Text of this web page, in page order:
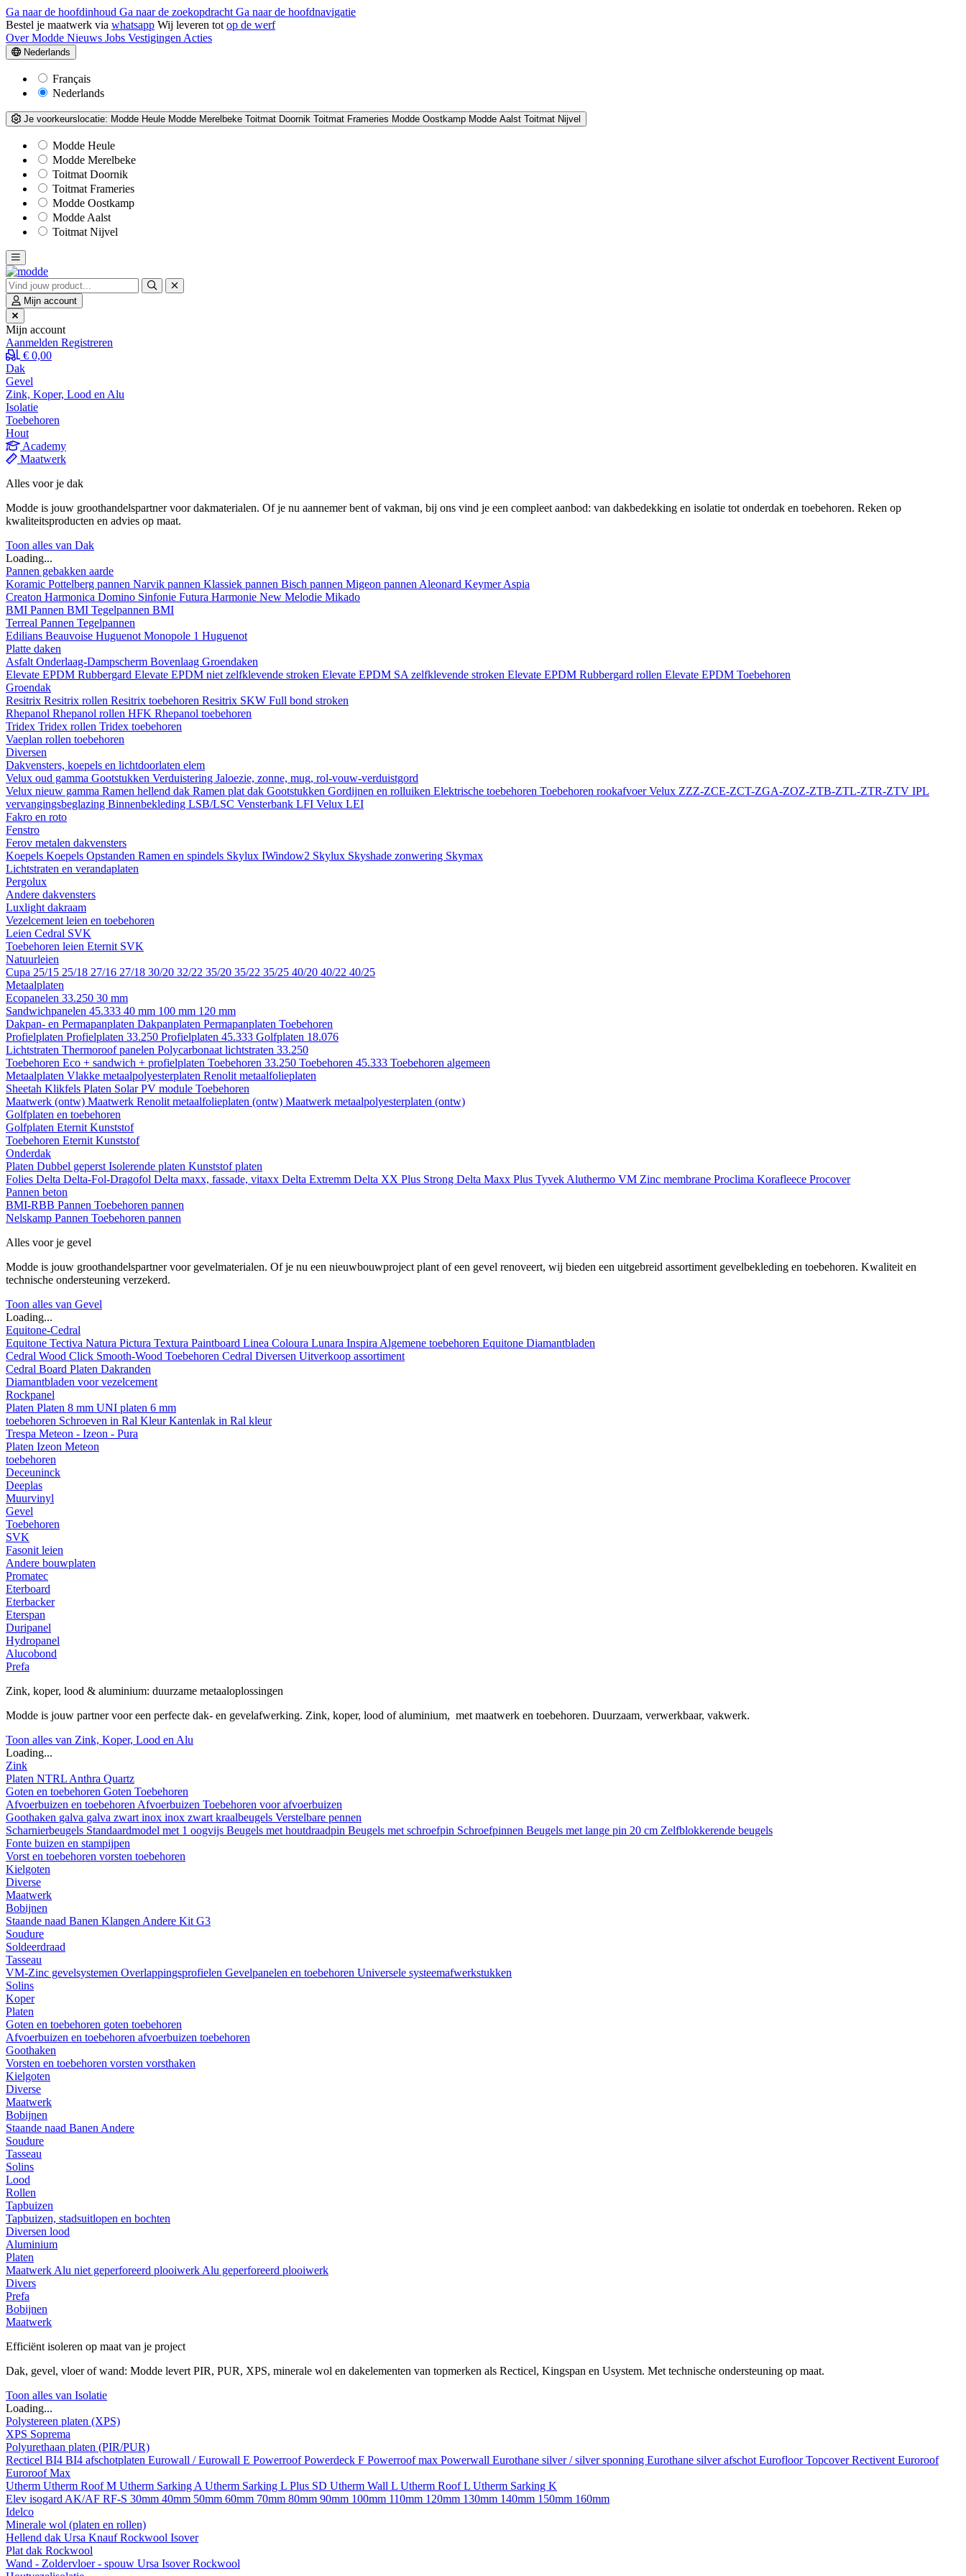
Ga naar de hoofdinhoud Ga naar de zoekopdracht Ga naar de hoofdnavigatie
Bestel je maatwerk via whatsapp Wij leveren tot op de werf
Over Modde Nieuws Jobs Vestigingen Acties
Nederlands
Français
Nederlands
Je voorkeurslocatie: Modde Heule Modde Merelbeke Toitmat Doornik Toitmat Frameries Modde Oostkamp Modde Aalst Toitmat Nijvel
Modde Heule
Modde Merelbeke
Toitmat Doornik
Toitmat Frameries
Modde Oostkamp
Modde Aalst
Toitmat Nijvel
Mijn account
Mijn account
Aanmelden Registreren
€ 0,00
Dak
Gevel
Zink, Koper, Lood en Alu
Isolatie
Toebehoren
Hout
Academy
Maatwerk
Alles voor je dak
Modde is jouw groothandelspartner voor dakmaterialen. Of je nu aannemer bent of vakman, bij ons vind je een compleet aanbod: van dakbedekking en isolatie tot onderdak en toebehoren. Reken op
kwaliteitsproducten en advies op maat.
Toon alles van Dak
Loading...
Pannen gebakken aarde
Koramic Pottelberg pannen Narvik pannen Klassiek pannen Bisch pannen Migeon pannen Aleonard KeymerAspia
Creaton Harmonica Domino Sinfonie Futura Harmonie New Melodie Mikado
BMI Pannen BMI Tegelpannen BMI
Terreal Pannen Tegelpannen
Edilians Beauvoise Huguenot Monopole 1 Huguenot
Platte daken
Asfalt Onderlaag-Dampscherm Bovenlaag Groendaken
Elevate EPDM Rubbergard Elevate EPDM niet zelfklevende stroken Elevate EPDM SA zelfklevende stroken Elevate EPDM Rubbergard rollen Elevate EPDM Toebehoren
Groendak
Resitrix Resitrix rollen Resitrix toebehoren Resitrix SKW Full bond stroken
Rhepanol Rhepanol rollen HFK Rhepanol toebehoren
Tridex Tridex rollen Tridex toebehoren
Vaeplan rollen toebehoren
Diversen
Dakvensters, koepels en lichtdoorlaten elem
Velux oud gamma Gootstukken Verduistering Jaloezie, zonne, mug, rol-vouw-verduistgord
Velux nieuw gamma Ramen hellend dak Ramen plat dak Gootstukken Gordijnen en rolluiken Elektrische toebehoren Toebehoren rookafvoerVelux ZZZ-ZCE-ZCT-ZGA-ZOZ-ZTB-ZTL-ZTR-ZTV IPL
vervangingsbeglazing Binnenbekleding LSB/LSC Vensterbank LFI Velux LEI
Fakro en roto
Fenstro
Ferov metalen dakvensters
Koepels Koepels Opstanden Ramen en spindels Skylux IWindow2 Skylux Skyshade zonwering Skymax
Lichtstraten en verandaplaten
Pergolux
Andere dakvensters
Luxlight dakraam
Vezelcement leien en toebehoren
Leien Cedral SVK
Toebehoren leien Eternit SVK
Natuurleien
Cupa 25/15 25/18 27/16 27/18 30/20 32/22 35/20 35/22 35/25 40/20 40/22 40/25
Metaalplaten
Ecopanelen 33.250 30 mm
Sandwichpanelen 45.333 40 mm 100 mm 120 mm
Dakpan- en Permapanplaten Dakpanplaten Permapanplaten Toebehoren
Profielplaten Profielplaten 33.250 Profielplaten 45.333 Golfplaten 18.076
Lichtstraten Thermoroof panelen Polycarbonaat lichtstraten 33.250
Toebehoren Eco + sandwich + profielplaten Toebehoren 33.250 Toebehoren 45.333 Toebehoren algemeen
Metaalplaten Vlakke metaalpolyesterplaten Renolit metaalfolieplaten
Sheetah Klikfels Platen Solar PV module Toebehoren
Maatwerk (ontw) Maatwerk Renolit metaalfolieplaten (ontw) Maatwerk metaalpolyesterplaten (ontw)
Golfplaten en toebehoren
Golfplaten Eternit Kunststof
Toebehoren Eternit Kunststof
Onderdak
Platen Dubbel geperst Isolerende platen Kunststof platen
Folies Delta Delta-Fol-Dragofol Delta maxx, fassade, vitaxx Delta Extremm Delta XX Plus Strong Delta Maxx Plus Tyvek Aluthermo VM Zinc membrane Proclima Korafleece Procover
Pannen beton
BMI-RBB Pannen Toebehoren pannen
Nelskamp Pannen Toebehoren pannen
Alles voor je gevel
Modde is jouw groothandelspartner voor gevelmaterialen. Of je nu een nieuwbouwproject plant of een gevel renoveert, wij bieden een uitgebreid assortiment gevelbekleding en toebehoren. Kwaliteit en
technische ondersteuning verzekerd.
Toon alles van Gevel
Loading...
Equitone-Cedral
Equitone Tectiva Natura Pictura Textura Paintboard Linea Coloura Lunara Inspira Algemene toebehoren Equitone Diamantbladen
Cedral Wood Click Smooth-Wood Toebehoren Cedral Diversen Uitverkoop assortiment
Cedral Board Platen Dakranden
Diamantbladen voor vezelcement
Rockpanel
Platen Platen 8 mm UNI platen 6 mm
toebehoren Schroeven in Ral KleurKantenlak in Ral kleur
Trespa Meteon - Izeon - Pura
Platen Izeon Meteon
toebehoren
Deceuninck
Deeplas
Muurvinyl
Gevel
Toebehoren
SVK
Fasonit leien
Andere bouwplaten
Promatec
Eterboard
Eterbacker
Eterspan
Duripanel
Hydropanel
Alucobond
Prefa
Zink, koper, lood & aluminium: duurzame metaaloplossingen
Modde is jouw partner voor een perfecte dak- en gevelafwerking. Zink, koper, lood of aluminium, met maatwerk en toebehoren. Duurzaam, verwerkbaar, vakwerk.
Toon alles van Zink, Koper, Lood en Alu
Loading...
Zink
Platen NTRL Anthra Quartz
Goten en toebehoren Goten Toebehoren
Afvoerbuizen en toebehoren Afvoerbuizen Toebehoren voor afvoerbuizen
Goothaken galva galva zwart inox inox zwart kraalbeugels Verstelbare pennen
Scharnierbeugels Standaardmodel met 1 oogvijs Beugels met houtdraadpin Beugels met schroefpin Schroefpinnen Beugels met lange pin 20 cm Zelfblokkerende beugels
Fonte buizen en stampijpen
Vorst en toebehoren vorsten toebehoren
Kielgoten
Diverse
Maatwerk
Bobijnen
Staande naad Banen Klangen Andere Kit G3
Soudure
Soldeerdraad
Tasseau
VM-Zinc gevelsystemen Overlappingsprofielen Gevelpanelen en toebehoren Universele systeemafwerkstukken
Solins
Koper
Platen
Goten en toebehoren goten toebehoren
Afvoerbuizen en toebehoren afvoerbuizen toebehoren
Goothaken
Vorsten en toebehoren vorsten vorsthaken
Kielgoten
Diverse
Maatwerk
Bobijnen
Staande naad Banen Andere
Soudure
Tasseau
Solins
Lood
Rollen
Tapbuizen
Tapbuizen, stadsuitlopen en bochten
Diversen lood
Aluminium
Platen
Maatwerk Alu niet geperforeerd plooiwerk Alu geperforeerd plooiwerk
Divers
Prefa
Bobijnen
Maatwerk
Efficiënt isoleren op maat van je project
Dak, gevel, vloer of wand: Modde levert PIR, PUR, XPS, minerale wol en dakelementen van topmerken als Recticel, Kingspan en Usystem. Met technische ondersteuning op maat.
Toon alles van Isolatie
Loading...
Polystereen platen (XPS)
XPS Soprema
Polyurethaan platen (PIR/PUR)
Recticel BI4 BI4 afschotplaten Eurowall / Eurowall E PowerroofPowerdeck F Powerroof max Powerwall Eurothane silver / silver sponning Eurothane silver afschot EurofloorTopcoverRectivent Euroroof
Euroroof Max
Utherm Utherm Roof M Utherm Sarking A Utherm Sarking L Plus SD Utherm Wall L Utherm Roof L Utherm Sarking K
Elev isogard AK/AF RF-S 30mm 40mm 50mm 60mm 70mm 80mm 90mm 100mm 110mm 120mm 130mm 140mm 150mm 160mm
Idelco
Minerale wol (platen en rollen)
Hellend dak Ursa KnaufRockwool Isover
Plat dak Rockwool
Wand - Zoldervloer - spouw Ursa IsoverRockwool